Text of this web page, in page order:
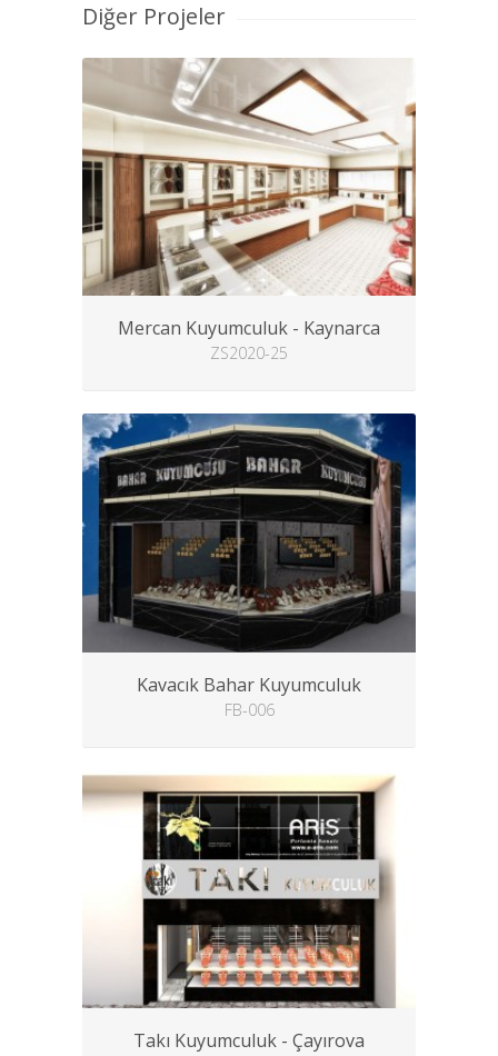
Diğer Projeler
Mercan Kuyumculuk - Kaynarca
ZS2020-25
Kavacık Bahar Kuyumculuk
FB-006
Takı Kuyumculuk - Çayırova